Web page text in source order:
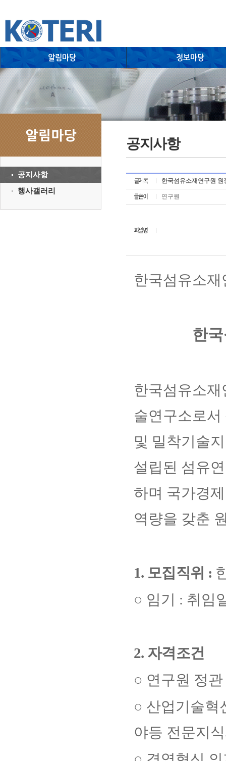
공지사항
행사갤러리
공지사항
한국섬유소재연구원 원
연구원
한국섬유소
한
한국섬유소
술연구소로
및 밀착기술
설립된 섬유
하며 국가경
역량을 갖춘
1. 모집직위 :
○ 임기 : 취임
2. 자격조건
○ 연구원 정
○ 산업기술혁
야등 전문지